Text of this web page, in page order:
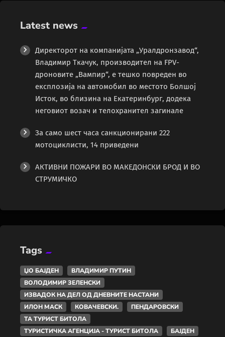
Latest news
Директорот на компанијата „Уралдронзавод“,
Владимир Ткачук, производител на FPV-
дроновите „Вампир“, е тешко повреден во
експлозија на автомобил во местото Болшој
Исток, во близина на Екатеринбург, додека
неговиот возач и телохранител загинале
За само шест часа санкционирани 222
мотоциклисти, 14 приведени
АКТИВНИ ПОЖАРИ ВО МАКЕДОНСКИ БРОД И ВО
СТРУМИЧКО
Tags
ЏО БАЈДЕН
ВЛАДИМИР ПУТИН
ВОЛОДИМИР ЗЕЛЕНСКИ
ИЗВАДОК НА ДЕЛ ОД ДНЕВНИТЕ НАСТАНИ
ИЛОН МАСК
КОВАЧЕВСКИ.
ПЕНДАРОВСКИ
ТА ТУРИСТ БИТОЛА
ТУРИСТИЧКА АГЕНЦИЈА - ТУРИСТ БИТОЛА
БАЈДЕН